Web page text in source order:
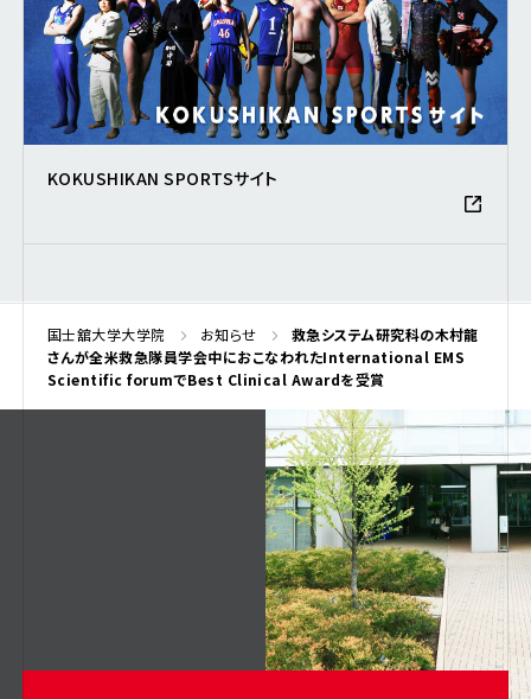
KOKUSHIKAN SPORTSサイト
国士舘大学大学院 お知らせ
救急システム研究科の木村龍
さんが全米救急隊員学会中におこなわれたInternational EMS
Scientific forumでBest Clinical Awardを受賞